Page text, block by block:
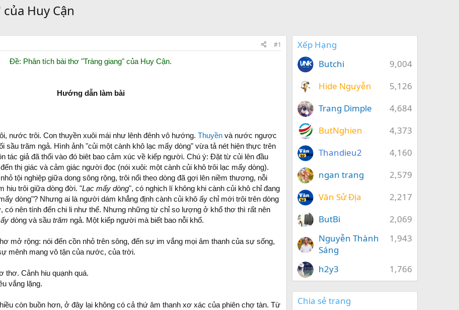
Huy Cận
#1
Đề: Phân tích bài thơ "Tràng giang" của Huy Cận.
Hướng dẫn làm bài
nước trôi. Con thuyền xuôi mái như lênh đênh vô hướng. Thuyền và nước ngược
sầu trăm ngả. Hình ảnh "củi một cành khô lạc mấy dòng" vừa tả nét hiện thực trên
tác giả đã thổi vào đó biêt bao cảm xúc về kiếp người. Chú ý: Đặt từ củi lên đầu
thị giác và cảm giác người đọc (nói xuôi: một cành củi khô trôi lạc mấy dòng).
tội nghiệp giữa dong sông rộng, trôi nổi theo dòng đã gợi lên niềm thương, nỗi
hiu trôi giữa dòng đời. "Lạc mấy dòng", có nghịch lí không khi cành củi khô chỉ đang
dòng"? Nhưng ai là người dám khẳng định cành củi khô ấy chỉ mới trôi trên dòng
có nên tính đến chi li như thế. Nhưng những từ chỉ so lượng ở khổ thơ thì rất nên
dòng và sầu trăm ngả. Một kiếp người mà biết bao nỗi khổ.
mở rộng: nói đến cồn nhỏ trên sông, đến sự im vắng mọi âm thanh của sự sống,
mênh mang vô tận của nước, của trời.
thơ. Cảnh hiu quạnh quá.
vắng lặng.
còn buồn hơn, ở đây lại không có cả thứ âm thanh xơ xác của phiên chợ tàn. Từ
Xếp Hạng
9,004
Butchi
5,126
Hide Nguyễn
4,684
Trang Dimple
4,373
ButNghien
4,160
Thandieu2
2,579
ngan trang
2,217
Văn Sử Địa
2,069
ButBi
1,943
Nguyễn Thành
Sáng
1,766
h2y3
Chia sẻ trang